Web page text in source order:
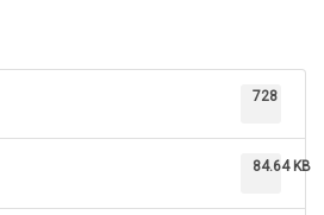
728
84.64 KB